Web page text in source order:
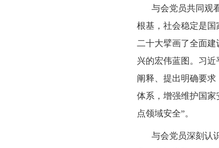
与会党员共同观
根基，社会稳定是
二十大擘画了全面
兴的宏伟蓝图。习
阐释、提出明确要
体系，增强维护国
点领域安全”。
与会党员深刻认识